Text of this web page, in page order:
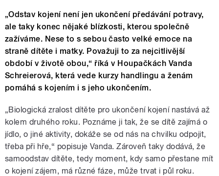
„Odstav kojení není jen ukončení předávání potravy,
ale taky konec nějaké blízkosti, kterou společně
zažíváme. Nese to s sebou často velké emoce na
straně dítěte i matky. Považuji to za nejcitlivější
období v životě obou,“ říká v Houpačkách Vanda
Schreierová, která vede kurzy handlingu a ženám
pomáhá s kojením i s jeho ukončením.
„Biologická zralost dítěte pro ukončení kojení nastává až
kolem druhého roku. Poznáme ji tak, že se dítě zajímá o
jídlo, o jiné aktivity, dokáže se od nás na chvilku odpojit,
třeba při hře,“ popisuje Vanda. Zároveň taky dodává, že
samoodstav dítěte, tedy moment, kdy samo přestane mít
o kojení zájem, má různé fáze, může trvat i půl roku.